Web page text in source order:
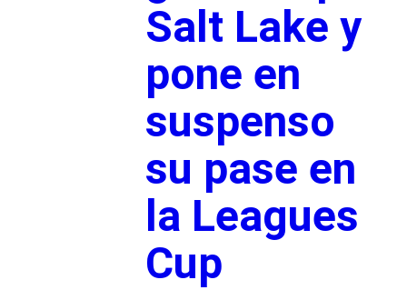
Salt Lake y
pone en
suspenso
su pase en
la Leagues
Cup